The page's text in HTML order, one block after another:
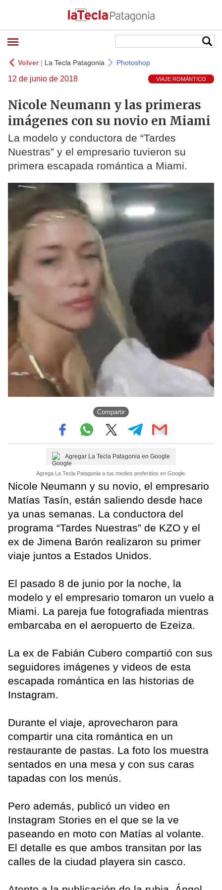
Volver| La Tecla Patagonia Photoshop
12 de junio de 2018 VIAJE ROMÁNTICO
Nicole Neumann y las primeras
imágenes con su novio en Miami
La modelo y conductora de “Tardes
Nuestras” y el empresario tuvieron su
primera escapada romántica a Miami.
Compartir
Agregar La Tecla Patagonia en Google
Agrega La Tecla Patagonia a tus medios preferidos en Google.
Nicole Neumann y su novio, el empresario
Matías Tasín, están saliendo desde hace
ya unas semanas. La conductora del
programa “Tardes Nuestras” de KZO y el
ex de Jimena Barón realizaron su primer
viaje juntos a Estados Unidos.
El pasado 8 de junio por la noche, la
modelo y el empresario tomaron un vuelo a
Miami. La pareja fue fotografiada mientras
embarcaba en el aeropuerto de Ezeiza.
La ex de Fabián Cubero compartió con sus
seguidores imágenes y videos de esta
escapada romántica en las historias de
Instagram.
Durante el viaje, aprovecharon para
compartir una cita romántica en un
restaurante de pastas. La foto los muestra
sentados en una mesa y con sus caras
tapadas con los menús.
Pero además, publicó un video en
Instagram Stories en el que se la ve
paseando en moto con Matías al volante.
El detalle es que ambos transitan por las
calles de la ciudad playera sin casco.